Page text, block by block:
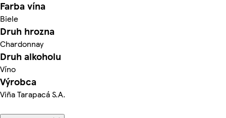
Farba vína
Biele
Druh hrozna
Chardonnay
Druh alkoholu
Víno
Výrobca
Viña Tarapacá S.A.